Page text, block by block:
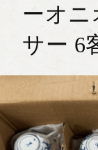
ーオ
サー 6